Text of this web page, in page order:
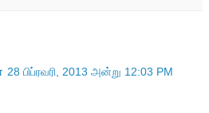
28 பிப்ரவரி, 2013 அன்று 12:03 PM